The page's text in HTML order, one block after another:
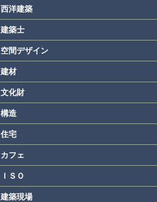
西洋建築
建築士
空間デザイン
建材
文化財
構造
住宅
カフェ
ＩＳＯ
建築現場